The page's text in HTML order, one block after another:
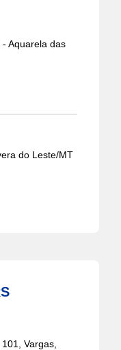
Aquarela das
do Leste/MT
Vargas,